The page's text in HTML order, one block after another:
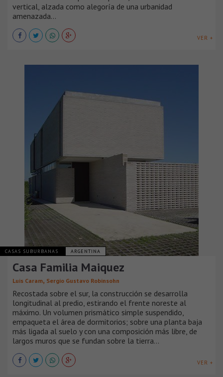
vertical, alzada como alegoría de una urbanidad
amenazada...
VER +
CASAS SUBURBANAS ARGENTINA
Casa Familia Maiquez
Luis Caram, Sergio Gustavo Robinsohn
Recostada sobre el sur, la construcción se desarrolla
longitudinal al predio, estirando el frente noreste al
máximo. Un volumen prismático simple suspendido,
empaqueta el área de dormitorios; sobre una planta baja
más ligada al suelo y con una composición más libre, de
largos muros que se fundan sobre la tierra...
VER +